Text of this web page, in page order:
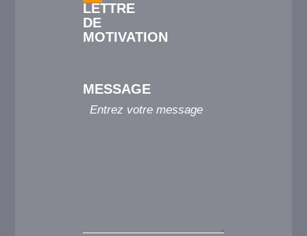
LETTRE
DE
MOTIVATION
MESSAGE